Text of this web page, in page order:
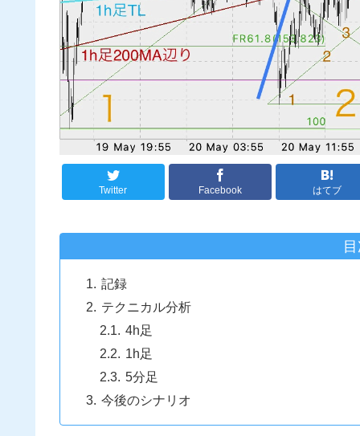
Twitter Facebook はてブ
記録
テクニカル分析
4h足
1h足
5分足
今後のシナリオ